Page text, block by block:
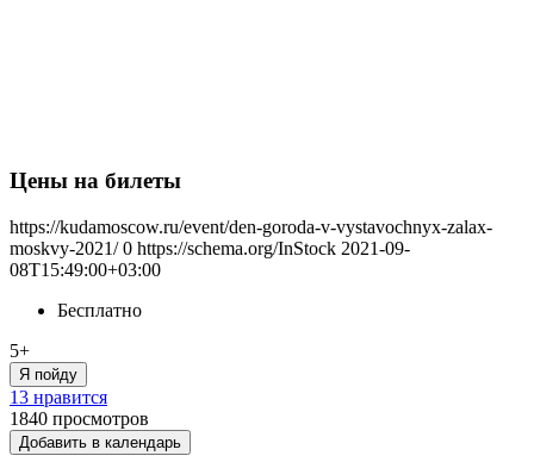
Цены на билеты
https://kudamoscow.ru/event/den-goroda-v-vystavochnyx-zalax-
moskvy-2021/ 0 https://schema.org/InStock 2021-09-
08T15:49:00+03:00
Бесплатно
5+
Я пойду
13 нравится
1840 просмотров
Добавить в календарь